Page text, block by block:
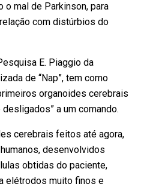
o mal de Parkinson, para
com distúrbios do
E. Piaggio da
de “Nap”, tem como
organoides cerebrais
a um comando.
cerebrais feitos até agora,
desenvolvidos
obtidas do paciente,
elétrodos muito finos e